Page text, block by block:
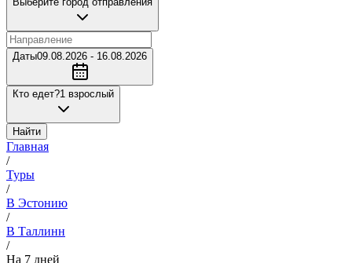
Даты09.08.2026 - 16.08.2026
Кто едет?1 взрослый
Найти
Главная
/
Туры
/
В Эстонию
/
В Таллинн
/
На 7 дней